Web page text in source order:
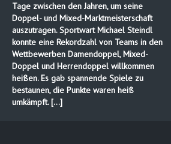
Tage zwischen den Jahren, um seine
Doppel- und Mixed-Marktmeisterschaft
auszutragen. Sportwart Michael Steindl
konnte eine Rekordzahl von Teams in den
Wettbewerben Damendoppel, Mixed-
Doppel und Herrendoppel willkommen
heißen. Es gab spannende Spiele zu
bestaunen, die Punkte waren heiß
umkämpft. […]